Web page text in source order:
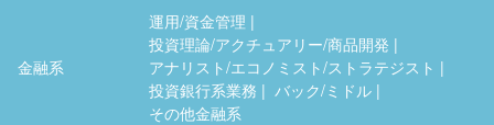
金融系
運用/資金管理
投資理論/アクチュアリー/商品開発
アナリスト/エコノミスト/ストラテジスト
投資銀行系業務
バック/ミドル
その他金融系